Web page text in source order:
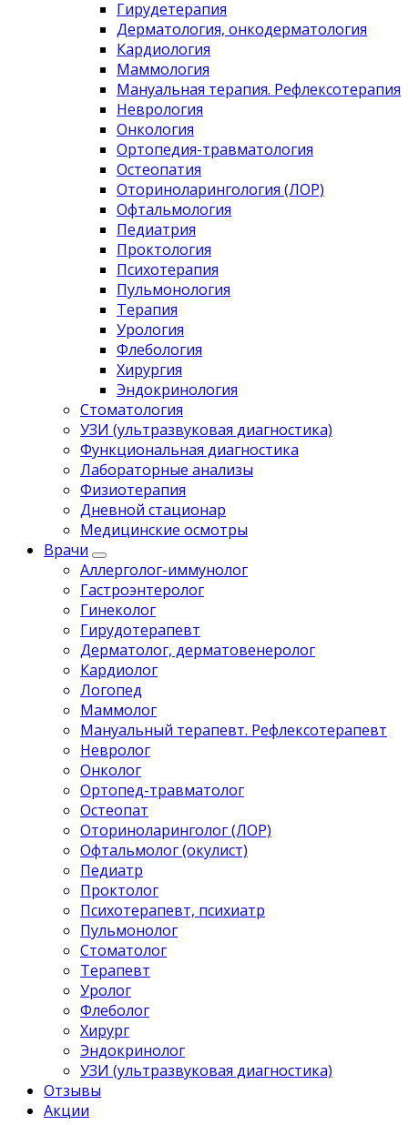
Гирудетерапия
Дерматология, онкодерматология
Кардиология
Маммология
Мануальная терапия. Рефлексотерапия
Неврология
Онкология
Ортопедия-травматология
Остеопатия
Оториноларингология (ЛОР)
Офтальмология
Педиатрия
Проктология
Психотерапия
Пульмонология
Терапия
Урология
Флебология
Хирургия
Эндокринология
Стоматология
УЗИ (ультразвуковая диагностика)
Функциональная диагностика
Лабораторные анализы
Физиотерапия
Дневной стационар
Медицинские осмотры
Врачи
Аллерголог-иммунолог
Гастроэнтеролог
Гинеколог
Гирудотерапевт
Дерматолог, дерматовенеролог
Кардиолог
Логопед
Маммолог
Мануальный терапевт. Рефлексотерапевт
Невролог
Онколог
Ортопед-травматолог
Остеопат
Оториноларинголог (ЛОР)
Офтальмолог (окулист)
Педиатр
Проктолог
Психотерапевт, психиатр
Пульмонолог
Стоматолог
Терапевт
Уролог
Флеболог
Хирург
Эндокринолог
УЗИ (ультразвуковая диагностика)
Отзывы
Акции